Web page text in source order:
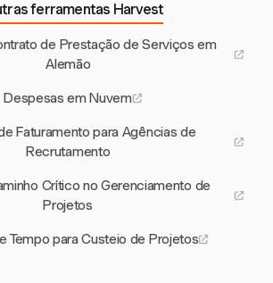
ferramentas Harvest
de Prestação de Serviços em
Alemão
Despesas em Nuvem
Faturamento para Agências de
Recrutamento
Crítico no Gerenciamento de
Projetos
Tempo para Custeio de Projetos